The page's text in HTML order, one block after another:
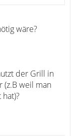
wäre?
der Grill in
(z.B weil man